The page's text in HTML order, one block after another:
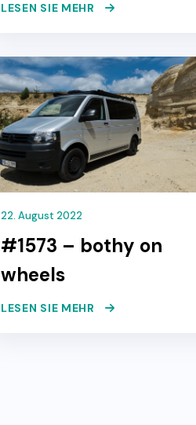
LESEN SIE MEHR
22. August 2022
#1573 – bothy on
wheels
LESEN SIE MEHR